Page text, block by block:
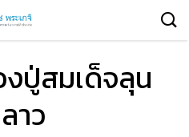
ปู่สมเด็จลุน
าว